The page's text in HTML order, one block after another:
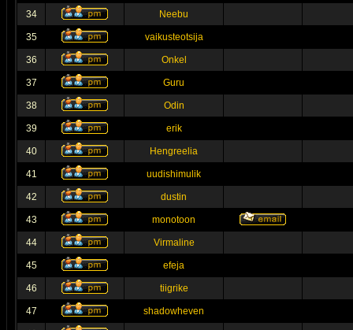
34 Neebu
35 vaikusteotsija
36 Onkel
37 Guru
38 Odin
39 erik
40 Hengreelia
41 uudishimulik
42 dustin
43 monotoon
44 Virmaline
45 efeja
46 tiigrike
47 shadowheven